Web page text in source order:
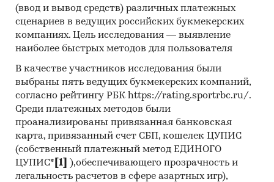
(ввод и вывод средств) различных платежных
сценариев в ведущих российских букмекерских
компаниях. Цель исследования — выявление
наиболее быстрых методов для пользователя
В качестве участников исследования были
выбраны пять ведущих букмекерских компаний,
согласно рейтингу РБК https://rating.sportrbc.ru/.
Среди платежных методов были
проанализированы привязанная банковская
карта, привязанный счет СБП, кошелек ЦУПИС
(собственный платежный метод ЕДИНОГО
ЦУПИС* [1]
),обеспечивающего прозрачность и
легальность расчетов в сфере азартных игр),